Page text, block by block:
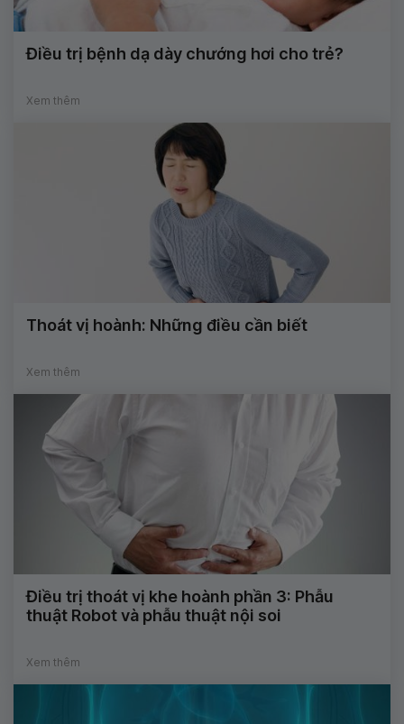
Điều trị bệnh dạ dày chướng hơi cho trẻ?
Xem thêm
Thoát vị hoành: Những điều cần biết
Xem thêm
Điều trị thoát vị khe hoành phần 3: Phẫu
thuật Robot và phẫu thuật nội soi
Xem thêm